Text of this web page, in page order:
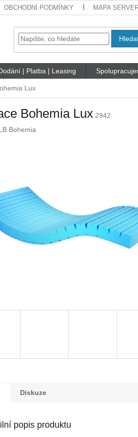
OBCHODNÍ PODMÍNKY MAPA
| Platba | Leasing
Lux
Bohemia Lux 2942
Bohemia
Diskuze
popis produktu